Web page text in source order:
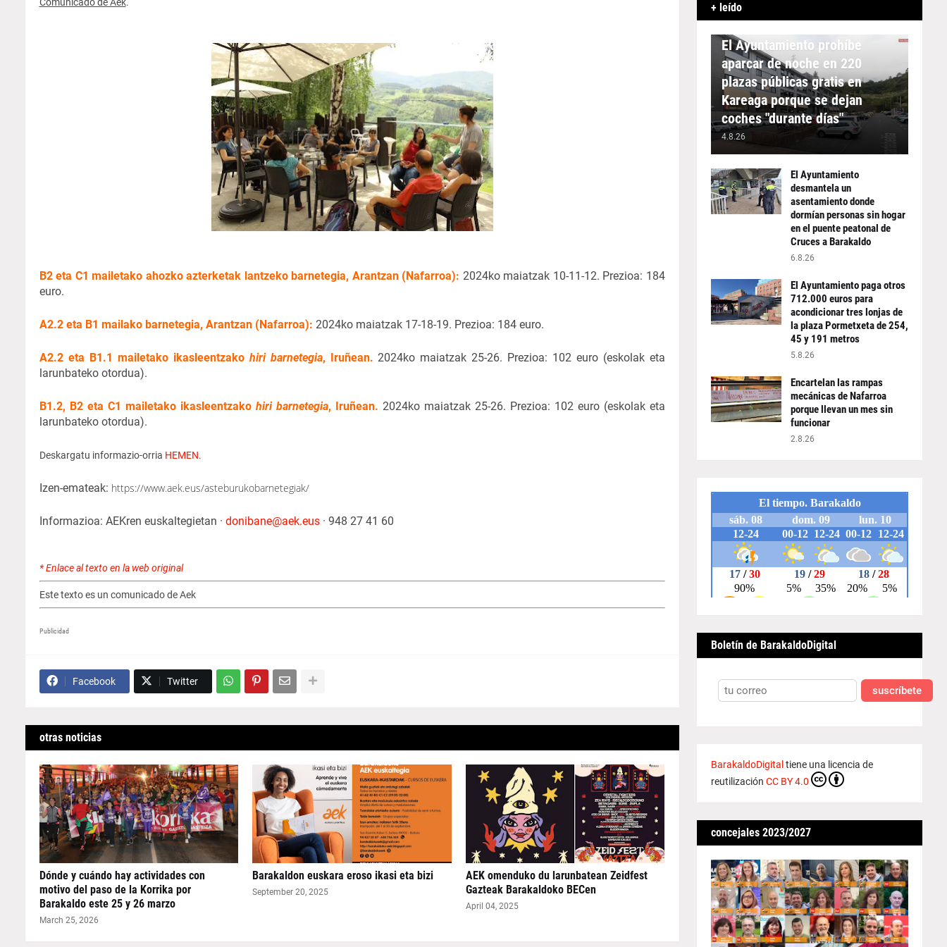
B2 eta C1 mailetako ahozko azterketak lantzeko barnetegia, Arantzan (Nafarroa): 2024ko maiatzak 10-11-12. Prezioa: 184
euro.
A2.2 eta B1 mailako barnetegia, Arantzan (Nafarroa): 2024ko maiatzak 17-18-19. Prezioa: 184 euro.
A2.2 eta B1.1 mailetako ikasleentzako hiri barnetegia, Iruñean. 2024ko maiatzak 25-26. Prezioa: 102 euro (eskolak eta
larunbateko otordua).
B1.2, B2 eta C1 mailetako ikasleentzako hiri barnetegia, Iruñean. 2024ko maiatzak 25-26. Prezioa: 102 euro (eskolak eta
larunbateko otordua).
Deskargatu informazio-orria HEMEN.
Izen-emateak: https://www.aek.eus/asteburukobarnetegiak/
Informazioa: AEKren euskaltegietan · donibane@aek.eus· 948 27 41 60
* Enlace al texto en la web original
Este texto es un comunicado de Aek
Publicidad
Facebook Twitter
otras noticias
Dónde y cuándo hay actividades con
motivo del paso de la Korrika por
Barakaldo este 25 y 26 marzo
March 25, 2026
Barakaldon euskara eroso ikasi eta bizi
September 20, 2025
AEK omenduko du larunbatean Zeidfest
Gazteak Barakaldoko BECen
April 04, 2025
+ leído
APARCAMIENTO
El Ayuntamiento prohíbe
aparcar de noche en 220
plazas públicas gratis en
Kareaga porque se dejan
coches "durante días"
4.8.26
El Ayuntamiento
desmantela un
asentamiento donde
dormían personas sin hogar
en el puente peatonal de
Cruces a Barakaldo
6.8.26
El Ayuntamiento paga otros
712.000 euros para
acondicionar tres lonjas de
la plaza Pormetxeta de 254,
45 y 191 metros
5.8.26
Encartelan las rampas
mecánicas de Nafarroa
porque llevan un mes sin
funcionar
2.8.26
Boletín de BarakaldoDigital
suscríbete
BarakaldoDigital tiene una licencia de
reutilización CC BY 4.0
concejales 2023/2027